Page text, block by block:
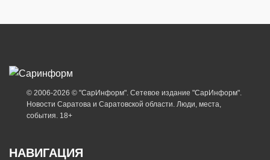
© 2006-2026 © "СарИнформ". Сетевое издание "СарИнформ".
Новости Саратова и Саратовской области. Люди, места,
события. 18+
НАВИГАЦИЯ